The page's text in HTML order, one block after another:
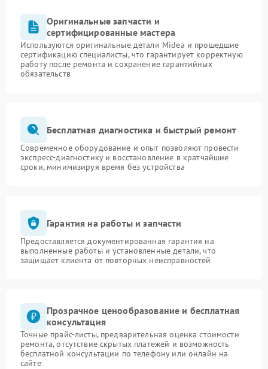
Оригинальные запчасти и
сертифицированные мастера
Используются оригинальные детали Midea и прошедшие
сертификацию специалисты, что гарантирует корректную
работу после ремонта и сохранение гарантийных
обязательств
Бесплатная диагностика и быстрый ремонт
Современное оборудование и опыт позволяют провести
экспресс-диагностику и восстановление в кратчайшие
сроки, минимизируя время без устройства
Гарантия на работы и запчасти
Предоставляется документированная гарантия на
выполненные работы и установленные детали, что
защищает клиента от повторных неисправностей
Прозрачное ценообразование и бесплатная
консультация
Точные прайс-листы, предварительная оценка стоимости
ремонта, отсутствие скрытых платежей и возможность
бесплатной консультации по телефону или онлайн на
сайте